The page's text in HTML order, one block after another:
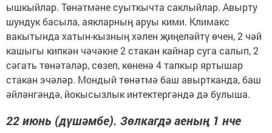
ышкыйлар. Төнәтмәне суыткычта саклыйлар. Авырту
шундук басыла, аякларның аруы кими. Климакс
вакытында хатын-кызның хәлен җиңеләйтү өчен, 2 чәй
кашыгы кипкән чәчәкне 2 стакан кайнар суга салып, 2
сәгать төнәтәләр, сөзеп, көненә 4 тапкыр яртышар
стакан эчәләр. Мондый төнәтмә баш авыртканда, баш
әйләнгәндә, йокысызлык интектергәндә дә булыша.
22 июнь (дүшәмбе). Зөлкагдә аеның 1 нче